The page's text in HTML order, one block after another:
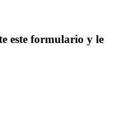
este formulario y le